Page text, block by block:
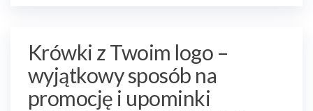
Krówki z Twoim logo –
wyjątkowy sposób na
promocję i upominki